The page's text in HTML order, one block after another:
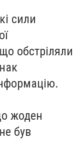
сили
обстріляли
жоден
був